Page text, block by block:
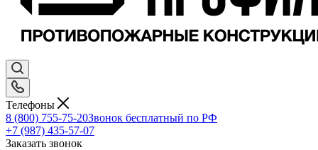
Телефоны
8 (800) 755-75-20Звонок бесплатный по РФ
+7 (987) 435-57-07
Заказать звонок